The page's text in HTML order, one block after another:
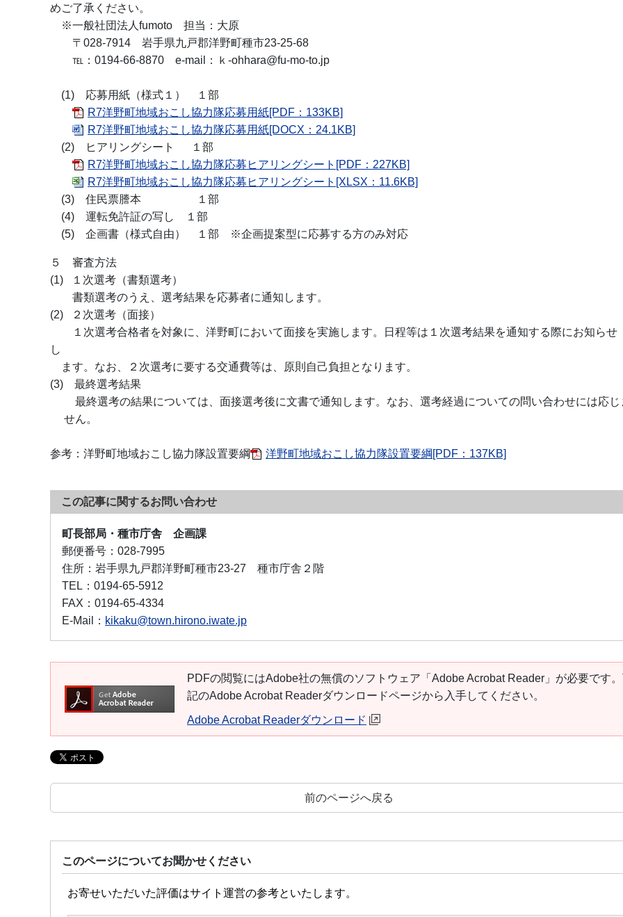
めご了承ください。
※一般社団法人fumoto 担当：大原
〒028-7914 岩手県九戸郡洋野町種市23-25-68
℡：0194-66-8870 e-mail：ｋ-ohhara@fu-mo-to.jp
(1) 応募用紙（様式１） １部
R7洋野町地域おこし協力隊応募用紙[PDF：133KB]
R7洋野町地域おこし協力隊応募用紙[DOCX：24.1KB]
(2) ヒアリングシート １部
R7洋野町地域おこし協力隊応募ヒアリングシート[PDF：227KB]
R7洋野町地域おこし協力隊応募ヒアリングシート[XLSX：11.6KB]
(3) 住民票謄本 １部
(4) 運転免許証の写し １部
(5) 企画書（様式自由） １部 ※企画提案型に応募する方のみ対応
５ 審査方法
(1) １次選考（書類選考）
書類選考のうえ、選考結果を応募者に通知します。
(2) ２次選考（面接）
１次選考合格者を対象に、洋野町において面接を実施します。日程等は１次選考結果を通知する際にお知らせ
し
ます。なお、２次選考に要する交通費等は、原則自己負担となります。
(3) 最終選考結果
最終選考の結果については、面接選考後に文書で通知します。なお、選考経過についての問い合わせには応じ
せん。
参考：洋野町地域おこし協力隊設置要綱 洋野町地域おこし協力隊設置要綱[PDF：137KB]
この記事に関するお問い合わせ
町長部局・種市庁舎 企画課
郵便番号： 028-7995
住所： 岩手県九戸郡洋野町種市23-27 種市庁舎２階
TEL： 0194-65-5912
FAX： 0194-65-4334
E-Mail： kikaku@town.hirono.iwate.jp
PDFの閲覧にはAdobe社の無償のソフトウェア「Adobe Acrobat Reader」が必要です
記のAdobe Acrobat Readerダウンロードページから入手してください。
Adobe Acrobat Readerダウンロード
前のページへ戻る
このページについてお聞かせください